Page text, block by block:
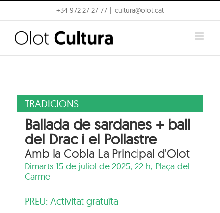
to
content
+34 972 27 27 77 cultura@olot.cat
TRADICIONS
Ballada de sardanes + ball
del Drac i el Pollastre
Amb la Cobla La Principal d'Olot
Dimarts 15 de juliol de 2025, 22 h, Plaça del
Carme
PREU: Activitat gratuïta